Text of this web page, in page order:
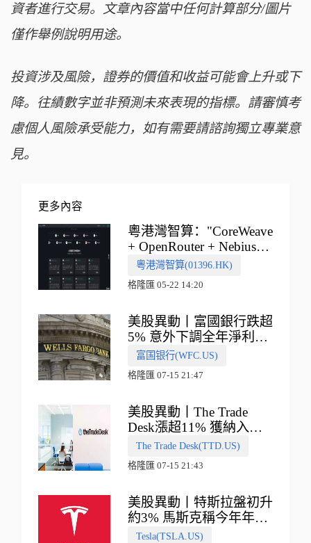
資者進行交易。文章內容當中任何計算部分/圖片
僅作舉例說明用途。
投資涉及風險，證券的價值和收益可能會上升或下
降。往績數字並非預測未來表現的指標。請審慎考
慮個人風險承受能力，如有需要請諮詢獨立專業意
見。
更多內容
粵港灣智算："CoreWeave
+ OpenRouter + Nebius"
多向融合的中國智算新範
式
粵港灣智算(01396.HK)
格隆匯 05-22 14:20
美股異動丨富國銀行跌超
5% 意外下調全年淨利息
收入指引
富国银行(WFC.US)
格隆匯 07-15 21:47
美股異動丨The Trade
Desk漲超11% 獲納入標
普500指數
The Trade Desk(TTD.US)
格隆匯 07-15 21:43
美股異動丨特斯拉盤初升
約3% 馬斯克稱今年年底
會有‘史詩級震撼’的演示
Tesla(TSLA.US)